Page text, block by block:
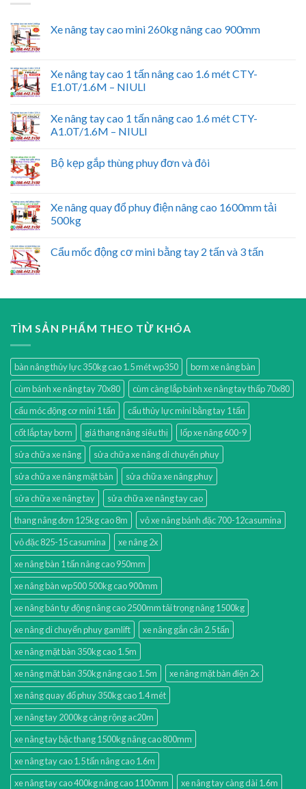
Xe nâng tay cao mini 260kg nâng cao 900mm
Xe nâng tay cao 1 tấn nâng cao 1.6 mét CTY-
E1.0T/1.6M – NIULI
Xe nâng tay cao 1 tấn nâng cao 1.6 mét CTY-
A1.0T/1.6M – NIULI
Bộ kẹp gắp thùng phuy đơn và đôi
Xe nâng quay đổ phuy điện nâng cao 1600mm tải
500kg
Cẩu mốc động cơ mini bằng tay 2 tấn và 3 tấn
TÌM SẢN PHẨM THEO TỪ KHÓA
bàn nâng thủy lực 350kg cao 1.5 mét wp350
bơm xe nâng bàn
cùm bánh xe nâng tay 70x80
cùm càng lắp bánh xe nâng tay thấp 70x80
cẩu móc động cơ mini 1 tấn
cẩu thủy lực mini bằng tay 1 tấn
cốt lắp tay bơm
giá thang nâng siêu thị
lốp xe nâng 600-9
sửa chữa xe nâng
sửa chữa xe nâng di chuyển phuy
sửa chữa xe nâng mặt bàn
sửa chữa xe nâng phuy
sửa chữa xe nâng tay
sửa chữa xe nâng tay cao
thang nâng đơn 125kg cao 8m
vỏ xe nâng bánh đặc 700-12casumina
vỏ đặc 825-15 casumina
xe nâng 2x
xe nâng bàn 1 tấn nâng cao 950mm
xe nâng bàn wp500 500kg cao 900mm
xe nâng bán tự động nâng cao 2500mm tải trọng nâng 1500kg
xe nâng di chuyển phuy gamlift
xe nâng gắn cân 2.5 tấn
xe nâng mặt bàn 350kg cao 1.5m
xe nâng mặt bàn 350kg nâng cao 1.5m
xe nâng mặt bàn điện 2x
xe nâng quay đổ phuy 350kg cao 1.4 mét
xe nâng tay 2000kg càng rộng ac20m
xe nâng tay bậc thang 1500kg nâng cao 800mm
xe nâng tay cao 1.5 tấn nâng cao 1.6m
xe nâng tay cao 400kg nâng cao 1100mm
xe nâng tay càng dài 1.6m